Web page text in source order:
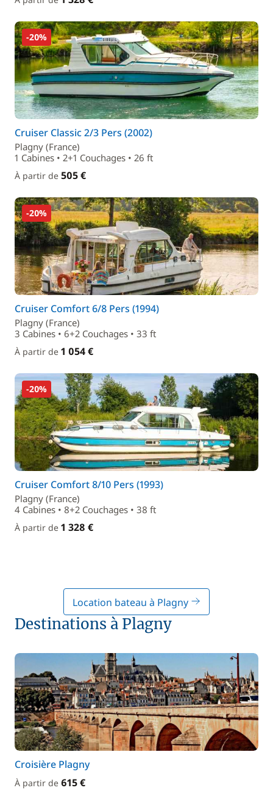
-20%
Cruiser Classic 2/3 Pers (2002)
Plagny (France)
1 Cabines • 2+1 Couchages • 26 ft
À partir de 505 €
-20%
Cruiser Comfort 6/8 Pers (1994)
Plagny (France)
3 Cabines • 6+2 Couchages • 33 ft
À partir de 1 054 €
-20%
Cruiser Comfort 8/10 Pers (1993)
Plagny (France)
4 Cabines • 8+2 Couchages • 38 ft
À partir de 1 328 €
Location bateau à Plagny
Destinations à Plagny
Croisière Plagny
À partir de 615 €